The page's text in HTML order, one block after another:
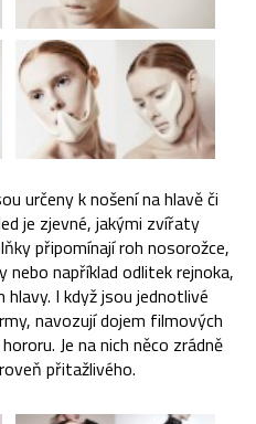
určeny k nošení na hlavě či
je zjevné, jakými zvířaty
připomínají roh nosorožce,
nebo například odlitek rejnoka,
I když jsou jednotlivé
navozují dojem filmových
Je na nich něco zrádně
přitažlivého.